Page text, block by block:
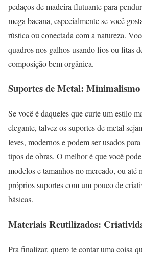
pedaços de madeira flutuante para
mega bacana, especialmente se você
rústica ou conectada com a natureza.
quadros nos galhos usando fios ou fitas
composição bem orgânica.
Suportes de Metal: Minimalismo
Se você é daqueles que curte um estilo
elegante, talvez os suportes de metal
leves, modernos e podem ser usados
tipos de obras. O melhor é que você
modelos e tamanhos no mercado, ou até
próprios suportes com um pouco de
básicas.
Materiais Reutilizados:
Pra finalizar, quero te contar uma coisa